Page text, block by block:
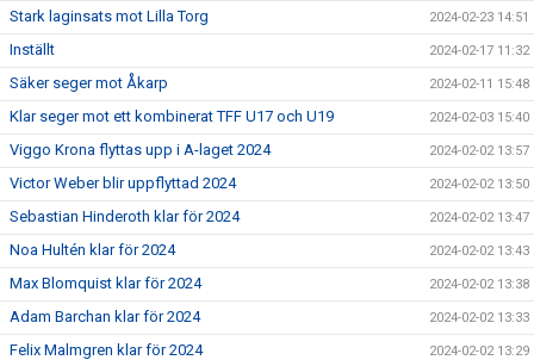
Stark laginsats mot Lilla Torg 2024-02-23 14:51
Inställt 2024-02-17 11:32
Säker seger mot Åkarp 2024-02-11 15:48
Klar seger mot ett kombinerat TFF U17 och U19 2024-02-03 15:40
Viggo Krona flyttas upp i A-laget 2024 2024-02-02 13:57
Victor Weber blir uppflyttad 2024 2024-02-02 13:50
Sebastian Hinderoth klar för 2024 2024-02-02 13:47
Noa Hultén klar för 2024 2024-02-02 13:43
Max Blomquist klar för 2024 2024-02-02 13:38
Adam Barchan klar för 2024 2024-02-02 13:33
Felix Malmgren klar för 2024 2024-02-02 13:29